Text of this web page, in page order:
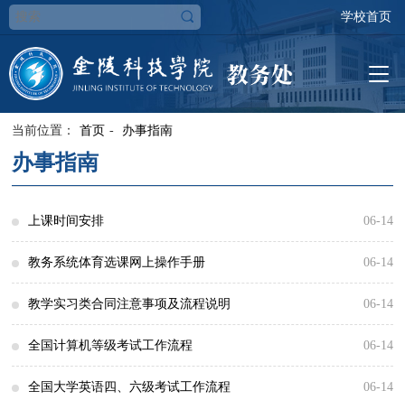
学校首页
当前位置： 首页 - 办事指南
办事指南
06-14
上课时间安排
上午 第一节 8：30 —— 9：15 第二节 9：20 —— 10：05 第三节
10：25 —— 11：10 第四节 11：15 —— 12：00 下午 第五节 13：30
—— 14：15 第六节 14：20 —— 15：05 第七节 15：25 —— 16：10
第八节 ...
06-14
教务系统体育选课网上操作手册
教务系统体育选课网上操作手册.doc 06-14
教学实习类合同注意事项及流程说明
校外实习基地建设工作办事指南 06-14
全国计算机等级考试工作流程
全国计算机等级考试工作流程 06-14
全国大学英语四、六级考试工作流程